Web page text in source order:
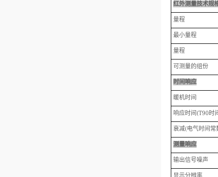
红外测量技术规
量程
最小量程
量程
可测量的组份
时间响应
暖机时间
响应时间 (T90时
衰减(电气时间常
测量响应
输出信号噪声
显示分辨率